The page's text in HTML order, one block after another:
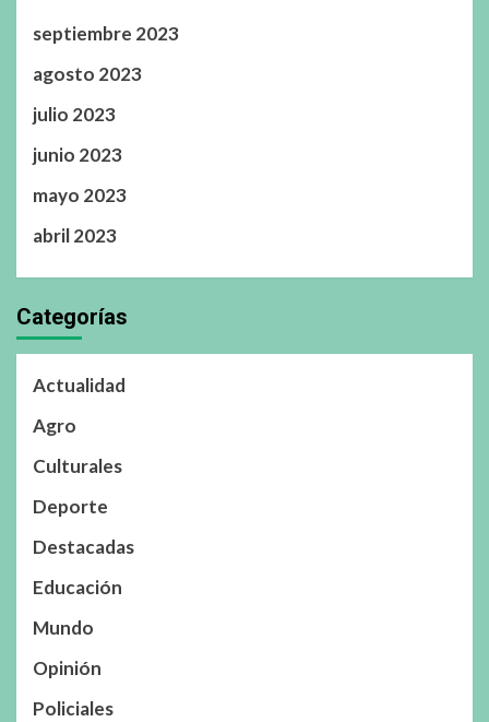
septiembre 2023
agosto 2023
julio 2023
junio 2023
mayo 2023
abril 2023
Categorías
Actualidad
Agro
Culturales
Deporte
Destacadas
Educación
Mundo
Opinión
Policiales